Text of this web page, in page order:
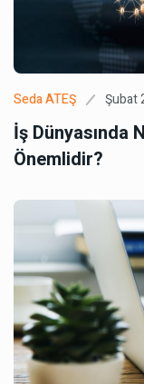
Seda ATEŞ Şubat
İş Dünyasında
Önemlidir?